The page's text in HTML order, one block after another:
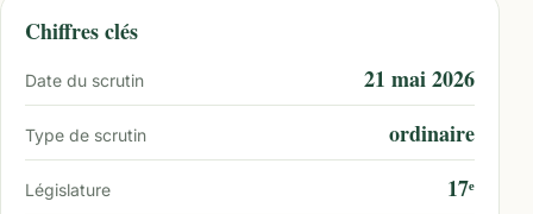
Chiffres clés
Date du scrutin 21 mai 2026
Type de scrutin ordinaire
Législature 17ᵉ